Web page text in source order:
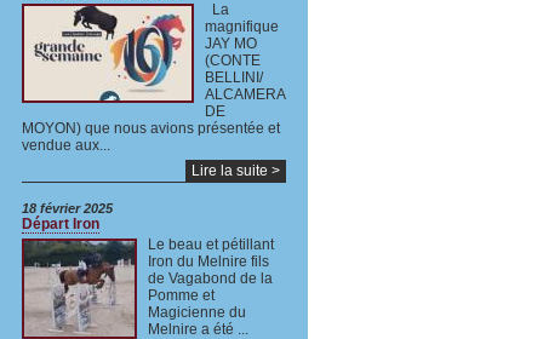
La
magnifique
JAY MO
(CONTE
BELLINI/
ALCAMERA
DE
MOYON) que nous avions présentée et
vendue aux...
Lire la suite >
18 février 2025
Départ Iron
Le beau et pétillant
Iron du Melnire fils
de Vagabond de la
Pomme et
Magicienne du
Melnire a été ...